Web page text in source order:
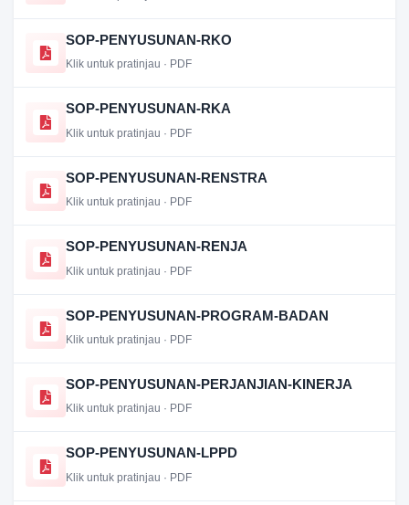
SOP-PENYUSUNAN-RKO
Klik untuk pratinjau · PDF
SOP-PENYUSUNAN-RKA
Klik untuk pratinjau · PDF
SOP-PENYUSUNAN-RENSTRA
Klik untuk pratinjau · PDF
SOP-PENYUSUNAN-RENJA
Klik untuk pratinjau · PDF
SOP-PENYUSUNAN-PROGRAM-BADAN
Klik untuk pratinjau · PDF
SOP-PENYUSUNAN-PERJANJIAN-KINERJA
Klik untuk pratinjau · PDF
SOP-PENYUSUNAN-LPPD
Klik untuk pratinjau · PDF